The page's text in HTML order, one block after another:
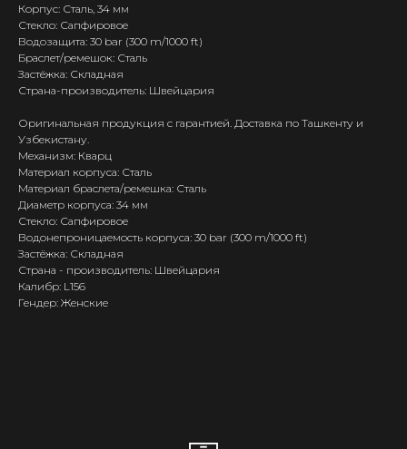
Корпус: Сталь, 34 мм
Стекло: Сапфировое
Водозащита: 30 bar (300 m/1000 ft)
Браслет/ремешок: Сталь
Застёжка: Складная
Страна-производитель: Швейцария
Оригинальная продукция с гарантией. Доставка по Ташкенту и
Узбекистану.
Механизм: Кварц
Материал корпуса: Сталь
Материал браслета/ремешка: Сталь
Диаметр корпуса: 34 мм
Стекло: Сапфировое
Водонепроницаемость корпуса: 30 bar (300 m/1000 ft)
Застёжка: Складная
Страна - производитель: Швейцария
Калибр: L156
Гендер: Женские